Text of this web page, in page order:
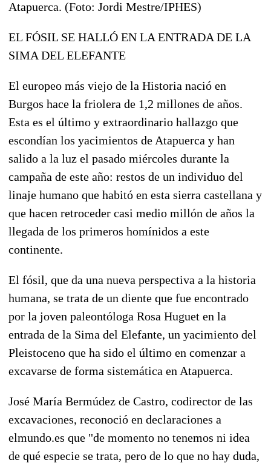
Atapuerca. (Foto: Jordi Mestre/IPHES)
EL FÓSIL SE HALLÓ EN LA ENTRADA DE LA
SIMA DEL ELEFANTE
El europeo más viejo de la Historia nació en
Burgos hace la friolera de 1,2 millones de años.
Esta es el último y extraordinario hallazgo que
escondían los yacimientos de Atapuerca y han
salido a la luz el pasado miércoles durante la
campaña de este año: restos de un individuo del
linaje humano que habitó en esta sierra castellana y
que hacen retroceder casi medio millón de años la
llegada de los primeros homínidos a este
continente.
El fósil, que da una nueva perspectiva a la historia
humana, se trata de un diente que fue encontrado
por la joven paleontóloga Rosa Huguet en la
entrada de la Sima del Elefante, un yacimiento del
Pleistoceno que ha sido el último en comenzar a
excavarse de forma sistemática en Atapuerca.
José María Bermúdez de Castro, codirector de las
excavaciones, reconoció en declaraciones a
elmundo.es que "de momento no tenemos ni idea
de qué especie se trata, pero de lo que no hay duda,